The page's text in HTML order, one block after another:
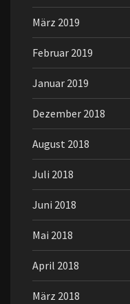
März 2019
Februar 2019
Januar 2019
Dezember 2018
August 2018
Juli 2018
Juni 2018
Mai 2018
April 2018
März 2018